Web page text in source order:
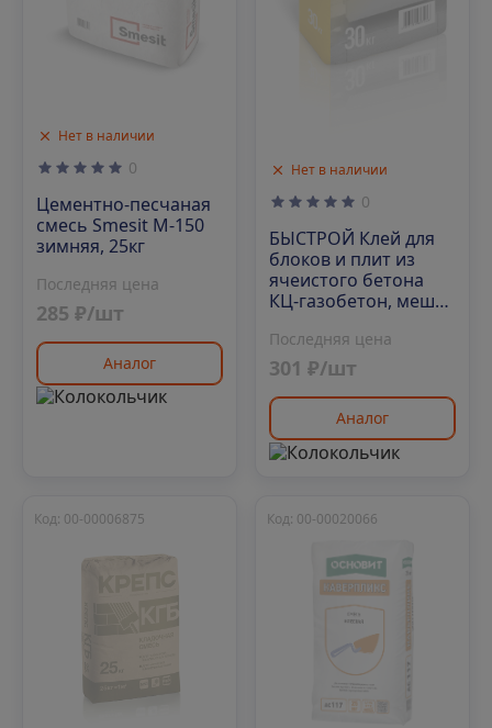
Нет в наличии
0
Цементно-песчаная
смесь Smesit М-150
зимняя, 25кг
Последняя цена
285 ₽/шт
Аналог
Нет в наличии
0
БЫСТРОЙ Клей для
блоков и плит из
ячеистого бетона
КЦ-газобетон, мешок
Последняя цена
301 ₽/шт
Аналог
Код: 00-00006875 Код: 00-00020066